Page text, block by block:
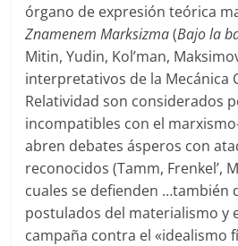
órgano de expresión teórica
Znamenem Marksizma(Bajo la
Mitin, Yudin, Kol’man,
interpretativos de la Mecánica
Relatividad son considerados
incompatibles con el
abren debates ásperos con
reconocidos (Tamm, Frenkel’,
cuales se defienden …también
postulados del materialismo y
campaña contra el «idealismo